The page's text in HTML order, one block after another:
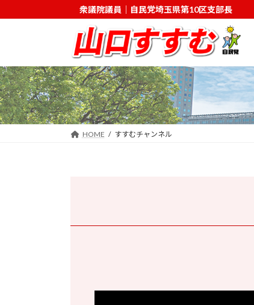
ン
ツ
へ
ス
キ
ッ
ビ
シ
ョ
ン
に
移
衆議院議員｜自民党埼玉県第10区支部長
HOME すすむチャンネル